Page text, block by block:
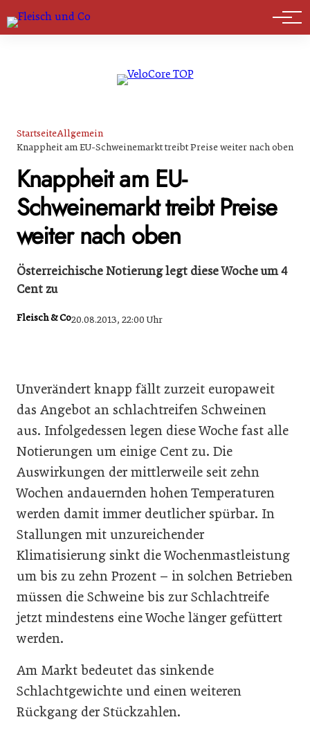
Marktführer
StartseiteAllgemein
Knappheit am EU-Schweinemarkt treibt Preise weiter nach oben
Knappheit am EU-
Schweinemarkt treibt Preise
weiter nach oben
Österreichische Notierung legt diese Woche um 4
Cent zu
Fleisch & Co20.08.2013, 22:00 Uhr
Unverändert knapp fällt zurzeit europaweit
das Angebot an schlachtreifen Schweinen
aus. Infolgedessen legen diese Woche fast alle
Notierungen um einige Cent zu. Die
Auswirkungen der mittlerweile seit zehn
Wochen andauernden hohen Temperaturen
werden damit immer deutlicher spürbar. In
Stallungen mit unzureichender
Klimatisierung sinkt die Wochenmastleistung
um bis zu zehn Prozent – in solchen Betrieben
müssen die Schweine bis zur Schlachtreife
jetzt mindestens eine Woche länger gefüttert
werden.
Am Markt bedeutet das sinkende
Schlachtgewichte und einen weiteren
Rückgang der Stückzahlen.